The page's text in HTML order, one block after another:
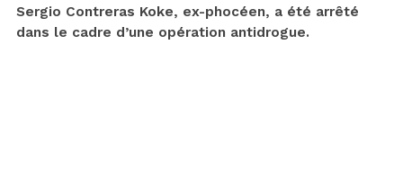
Sergio Contreras Koke, ex-phocéen, a été arrêté
dans le cadre d’une opération antidrogue.